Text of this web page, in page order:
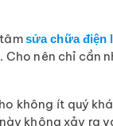
sửa chữa điện
nên chỉ cần
không ít quý
không xảy ra